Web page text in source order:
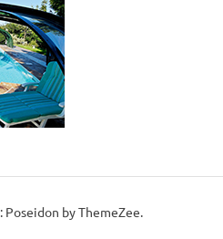
Poseidon by ThemeZee.